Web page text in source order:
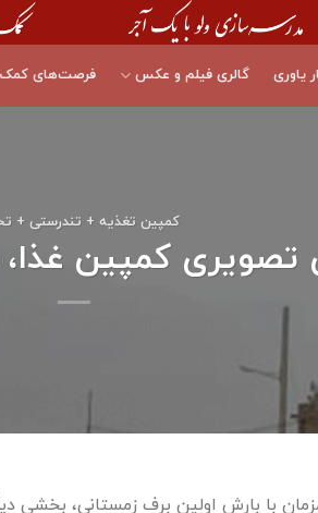
یاوری گالری فیلم و عکس فرصت‌های کمک
کمپین تغذیه + تندرستی +
تصویری کمپین
با بارش اولین برف زمستانی، بخشی